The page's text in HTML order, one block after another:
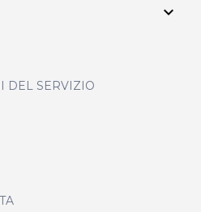
expand_more
DEL SERVIZIO